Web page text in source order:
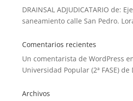
DRAINSAL ADJUDICATARIO de:
saneamiento calle San Pedro.
Comentarios recientes
Un comentarista de WordPress
Universidad Popular (2ª FASE) de
Archivos